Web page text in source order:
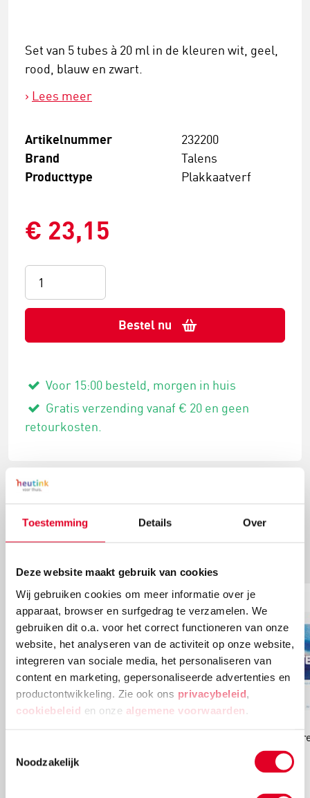
Toestemming Details Over
Deze website maakt gebruik van cookies
Wij gebruiken cookies om meer informatie over je
apparaat, browser en surfgedrag te verzamelen. We
gebruiken dit o.a. voor het correct functioneren van onze
website, het analyseren van de activiteit op onze website,
integreren van sociale media, het personaliseren van
content en marketing, gepersonaliseerde advertenties en
productontwikkeling. Zie ook ons privacybeleid
cookiebeleid en onze algemene voorwaarden
Noodzakelijk
Set van 5 tubes à 20 ml in de kleuren wit, geel,
rood, blauw en zwart.
Lees meer
Artikelnummer 232200
Brand Talens
Producttype Plakkaatverf
€ 23,15
Bestel nu
Voor 15:00 besteld, morgen in huis
Gratis verzending vanaf € 20 en geen
retourkosten.
Meer artikelen